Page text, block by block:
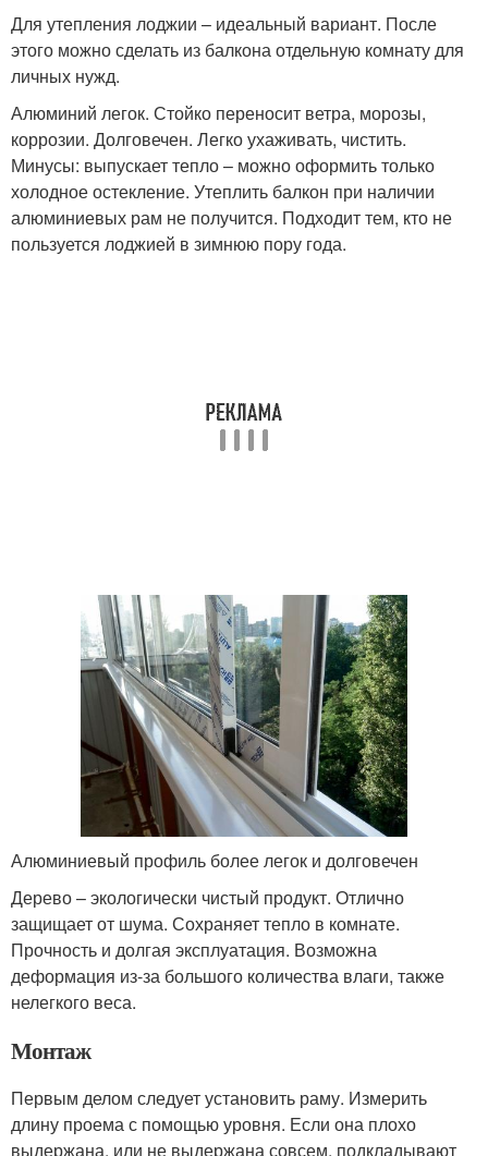
Для утепления лоджии – идеальный вариант. После
этого можно сделать из балкона отдельную комнату для
личных нужд.
Алюминий легок. Стойко переносит ветра, морозы,
коррозии. Долговечен. Легко ухаживать, чистить.
Минусы: выпускает тепло – можно оформить только
холодное остекление. Утеплить балкон при наличии
алюминиевых рам не получится. Подходит тем, кто не
пользуется лоджией в зимнюю пору года.
Алюминиевый профиль более легок и долговечен
Дерево – экологически чистый продукт. Отлично
защищает от шума. Сохраняет тепло в комнате.
Прочность и долгая эксплуатация. Возможна
деформация из-за большого количества влаги, также
нелегкого веса.
Монтаж
Первым делом следует установить раму. Измерить
длину проема с помощью уровня. Если она плохо
выдержана, или не выдержана совсем, подкладывают